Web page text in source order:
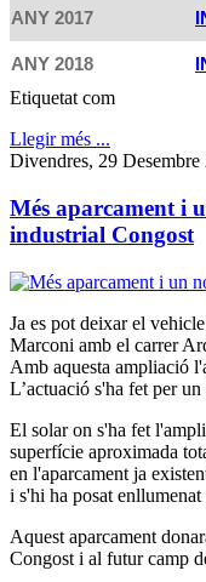
ANY 2017
ANY 2018
Etiquetat com
Llegir més ...
Divendres, 29 Desembre
Més aparcament i
industrial Congost
Ja es pot deixar el
Marconi amb el carrer
Amb aquesta ampliació
L’actuació s'ha fet per
El solar on s'ha fet
superfície aproximada
en l'aparcament ja
i s'hi ha posat
Aquest aparcament
Congost i al futur camp